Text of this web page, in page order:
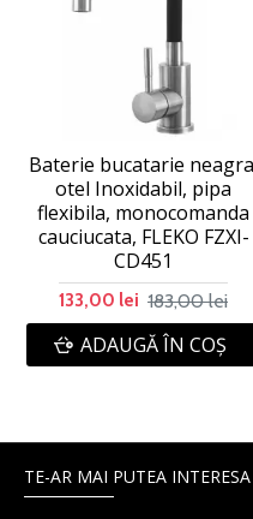
Baterie bucatarie
otel Inoxidabil, pipa
flexibila, monocomanda
cauciucata, FLEKO FZXI-
CD451
133,00 lei 183,00 lei
ADAUGĂ ÎN COŞ
TE-AR MAI PUTEA INTERESA